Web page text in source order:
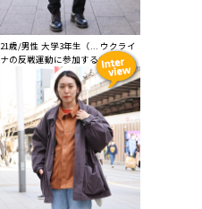
21歳/男性 大学3年生（... ウクライ
ナの反戦運動に参加するために...